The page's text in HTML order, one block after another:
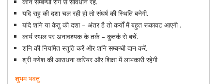
यदि राहु की दशा चल रही हो तो संघर्ष की स्थिति बनेगी.
यदि शनि या केतु की दशा – अंतर है तो कर्यों में बहुत रूकावट आएगी .
कार्य स्थल पर अनावश्यक के तर्क – कुतर्क से बचें.
शनि की नियमित स्तुति करें और शनि सम्बन्धी दान करें.
श्री गणेश की आराधना करियर और शिक्षा में लाभकारी रहेगी
शुभम भवतु